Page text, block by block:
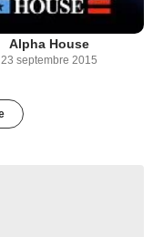
Alpha House
23 septembre 2015